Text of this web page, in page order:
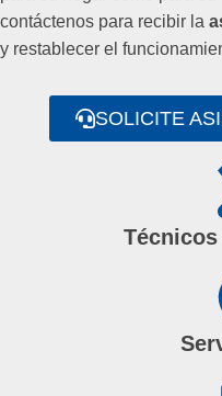
contáctenos para recibir la
y restablecer el
SOLICITE